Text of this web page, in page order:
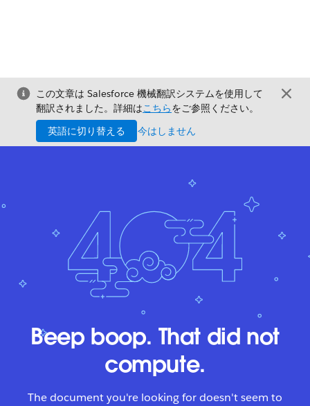
この文章は Salesforce 機械翻訳システムを使用して
翻訳されました。詳細はこちらをご参照ください。
英語に切り替える
今はしません
Beep boop. That did not
compute.
The document you're looking for doesn't seem to